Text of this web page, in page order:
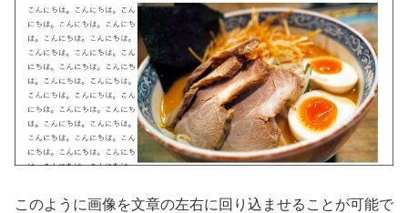
このように画像を文章の左右に回り込ませることが可能で